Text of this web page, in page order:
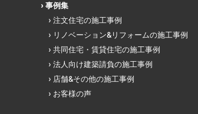
事例集
注文住宅の施工事例
リノベーション&リフォームの施工事例
共同住宅・賃貸住宅の施工事例
法人向け建築請負の施工事例
店舗&その他の施工事例
お客様の声